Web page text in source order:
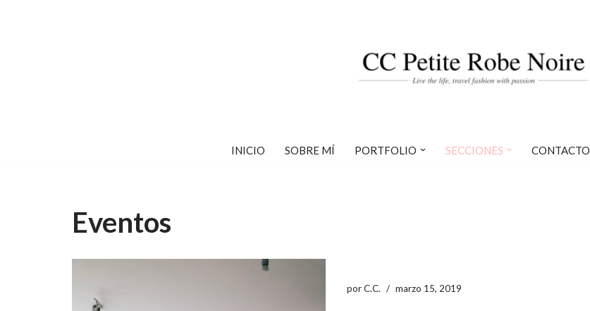
INICIO SOBRE MÍ PORTFOLIO SECCIONES CONTACTO
Eventos
porC.C. marzo 15, 2019